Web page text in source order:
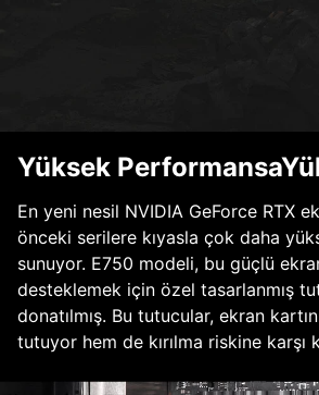
Yüksek
En yeni nesil NVIDIA GeForce RTX
önceki serilere kıyasla çok daha
sunuyor. E750 modeli, bu güçlü
desteklemek için özel tasarlanmış
donatılmış. Bu tutucular, ekran
tutuyor hem de kırılma riskine karşı